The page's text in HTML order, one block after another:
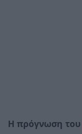
Η πρόγνωση του